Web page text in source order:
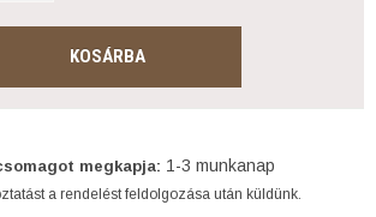
KOSÁRBA
megkapja: 1-3 munkanap
a rendelést feldolgozása után küldünk.